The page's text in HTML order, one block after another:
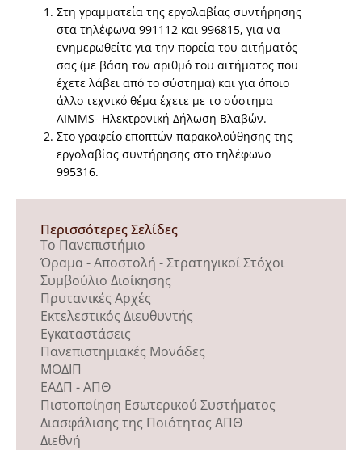
Στη γραμματεία της εργολαβίας συντήρησης
στα τηλέφωνα 991112 και 996815, για να
ενημερωθείτε για την πορεία του αιτήματός
σας (με βάση τον αριθμό του αιτήματος που
έχετε λάβει από το σύστημα) και για όποιο
άλλο τεχνικό θέμα έχετε με το σύστημα
AIMMS- Ηλεκτρονική Δήλωση Βλαβών.
Στο γραφείο εποπτών παρακολούθησης της
εργολαβίας συντήρησης στο τηλέφωνο
995316.
Περισσότερες Σελίδες
Το Πανεπιστήμιο
Όραμα - Αποστολή - Στρατηγικοί Στόχοι
Συμβούλιο Διοίκησης
Πρυτανικές Αρχές
Εκτελεστικός Διευθυντής
Εγκαταστάσεις
Πανεπιστημιακές Μονάδες
ΜΟΔΙΠ
ΕΑΔΠ - ΑΠΘ
Πιστοποίηση Εσωτερικού Συστήματος
Διασφάλισης της Ποιότητας ΑΠΘ
Διεθνή